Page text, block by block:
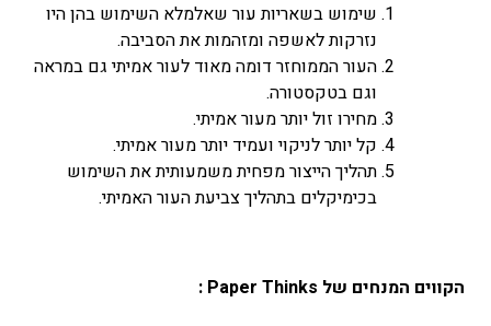
שימוש בשאריות עור שאלמלא השימוש בהן היו
נזרקות לאשפה ומזהמות את הסביבה.
העור הממוחזר דומה מאוד לעור אמיתי גם במראה
וגם בטקסטורה.
מחירו זול יותר מעור אמיתי.
קל יותר לניקוי ועמיד יותר מעור אמיתי.
תהליך הייצור מפחית משמעותית את השימוש
בכימיקלים בתהליך צביעת העור האמיתי.
הקווים המנחים של Paper Thinks :